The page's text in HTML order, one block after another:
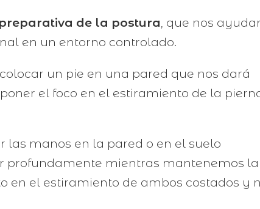
preparativa de la postura, que nos
en un entorno controlado.
colocar un pie en una pared que nos dará
el foco en el estiramiento de la
manos en la pared o en el suelo
profundamente mientras mantenemos la
en el estiramiento de ambos costados y